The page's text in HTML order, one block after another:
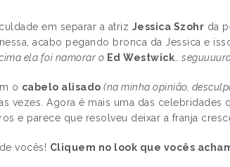
em separar a atriz Jessica Szohr da
acabo pegando bronca da Jessica e
ela foi namorar o Ed Westwick …
o cabelo alisado (na minha opinião,
vezes. Agora é mais uma das celebridades
e parece que resolveu deixar a franja
vocês! Cliquem no look que vocês